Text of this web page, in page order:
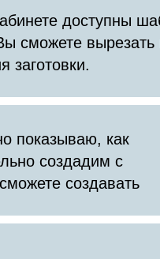
доступны
сможете
заготовки.
показываю, как
создадим с
создавать